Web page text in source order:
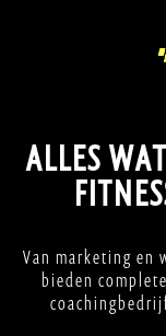
ALLES WAT
FITNES
Van marketing en
bieden complete
coachingbedrij